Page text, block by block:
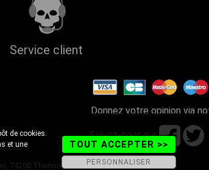
Service client
Donnez votre opinion via
Suivez-nous sur
Thonon-les-Bains - Tel. 04 50 26 57 88
TOUT ACCEPTER >>
PERSONNALISER
de cookies.
et une